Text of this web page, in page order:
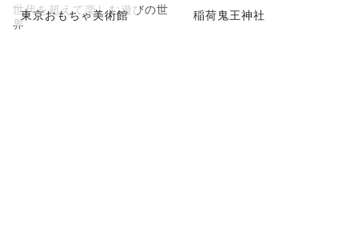
東京おもちゃ美術館
世代を超えて楽しむ遊びの世
界
稲荷鬼王神社